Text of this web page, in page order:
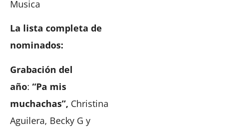
Musica
La lista completa de
nominados:
Grabación del
año: “Pa mis
muchachas”, Christina
Aguilera, Becky G y